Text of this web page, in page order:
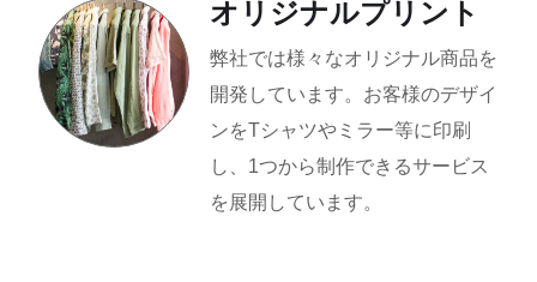
オリジナルプリント
弊社では様々なオリジナル商品を
開発しています。お客様のデザイ
ンをTシャツやミラー等に印刷
し、1つから制作できるサービス
を展開しています。